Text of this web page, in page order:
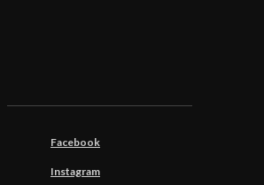
Facebook
Instagram